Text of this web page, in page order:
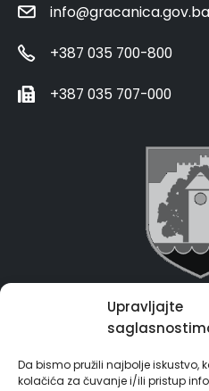
Upravljajte
Da bismo pružili najbolje iskustvo,
kolačića za čuvanje i/ili pristup
info@gracanica.gov.ba
+387 035 700-800
+387 035 707-000
Grad